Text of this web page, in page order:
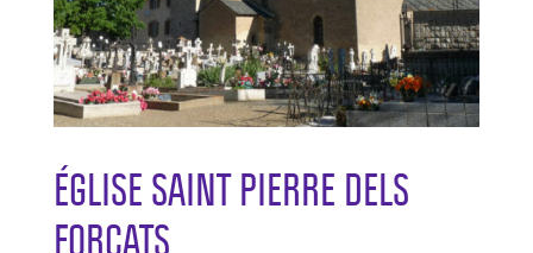
ÉGLISE SAINT PIERRE DELS
FORCATS